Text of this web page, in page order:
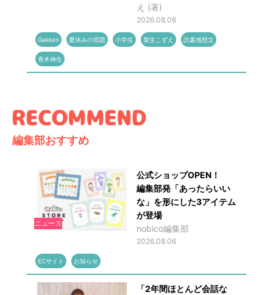
え (著)
2026.08.06
Gakken 夏休みの宿題 小学生 粟生こずえ 読書感想文
青木伸生
編集部おすすめ
ニュース
公式ショップOPEN！
編集部発「あったらいい
な」を形にした3アイテム
が登場
nobico編集部
2026.08.06
ECサイト お知らせ
「2年間ほとんど会話な